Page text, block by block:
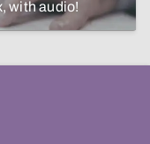
with audio!